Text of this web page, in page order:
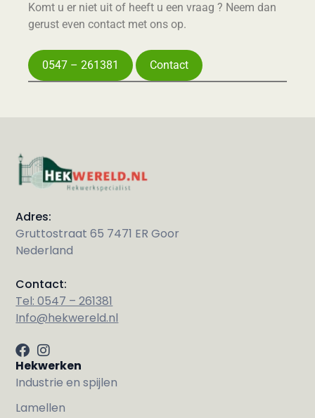
Komt u er niet uit of heeft u een vraag ? Neem dan
gerust even contact met ons op.
0547 – 261381 Contact
Adres:
Gruttostraat 65 7471 ER Goor
Nederland
Contact:
Tel: 0547 – 261381
Info@hekwereld.nl
Hekwerken
Industrie en spijlen
Lamellen